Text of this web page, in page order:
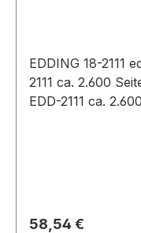
EDDING 18-2111
2111 ca. 2.600 Seiten gelb edding Toner HP 305A
EDD-2111 ca.
Regulärer Preis:
58,54 €